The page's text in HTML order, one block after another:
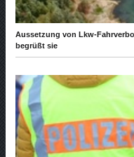
Aussetzung von Lkw-
begrüßt sie